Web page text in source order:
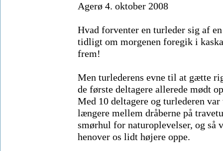
Agerø 4. oktober 2008
Hvad forventer en turleder sig af
tidligt om morgenen foregik i
frem!
Men turlederens evne til at gætte
de første deltagere allerede mødt
Med 10 deltagere og turlederen
længere mellem dråberne på
smørhul for naturoplevelser, og
henover os lidt højere oppe.